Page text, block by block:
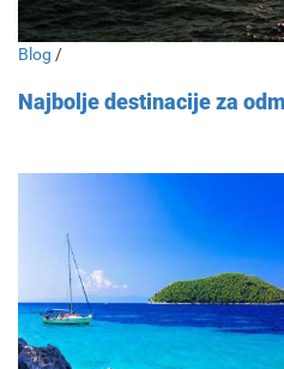
Blog /
Najbolje destinacije za